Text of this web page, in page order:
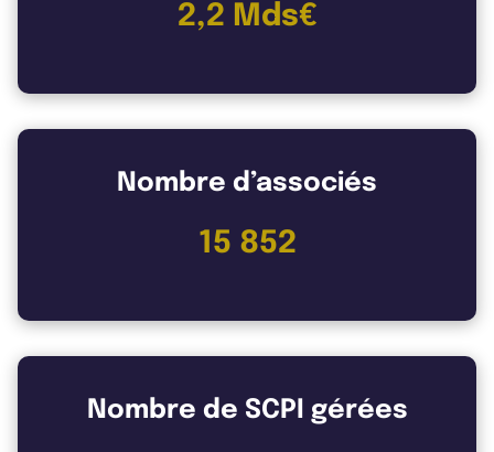
2,2 Mds€
Nombre d’associés
15 852
Nombre de SCPI gérées